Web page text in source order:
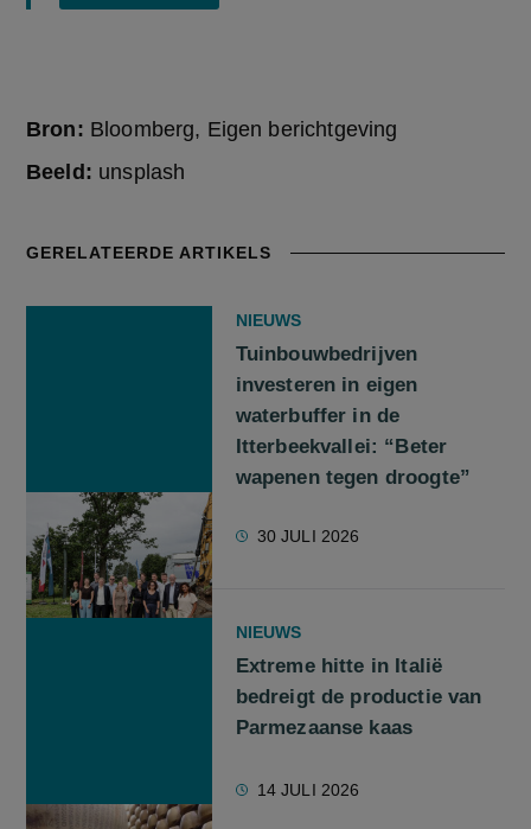
Bron: Bloomberg, Eigen berichtgeving
Beeld: unsplash
GERELATEERDE ARTIKELS
NIEUWS
Tuinbouwbedrijven
investeren in eigen
waterbuffer in de
Itterbeekvallei: “Beter
wapenen tegen droogte”
30 JULI 2026
NIEUWS
Extreme hitte in Italië
bedreigt de productie van
Parmezaanse kaas
14 JULI 2026